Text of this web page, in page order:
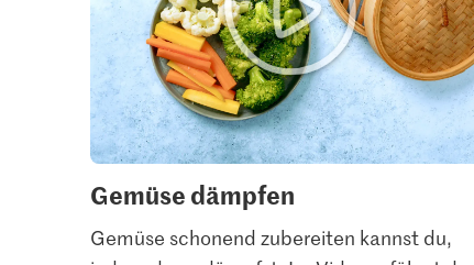
Gemüse dämpfen
Gemüse schonend zubereiten kannst du,